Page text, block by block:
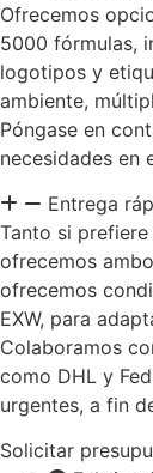
Ofrecemos
5000 fórmulas,
logotipos y
ambiente,
Póngase en
necesidades en
Entrega
Tanto si
ofrecemos
ofrecemos
EXW, para
Colaboramos
como DHL y
urgentes, a fin
Solicitar